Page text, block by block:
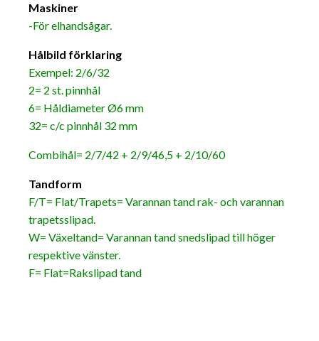
Maskiner
-För elhandsågar.
Hålbild förklaring
Exempel: 2/6/32
2= 2 st. pinnhål
6= Håldiameter Ø6 mm
32= c/c pinnhål 32 mm
Combihål= 2/7/42 + 2/9/46,5 + 2/10/60
Tandform
F/T= Flat/Trapets= Varannan tand rak- och varannan
trapetsslipad.
W= Växeltand= Varannan tand snedslipad till höger
respektive vänster.
F= Flat=Rakslipad tand